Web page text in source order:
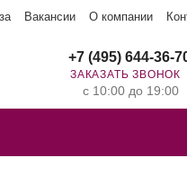
Вакансии О компании
+7 (495) 644-36-
ЗАКАЗАТЬ ЗВОНОК
с 10:00 до 19:00